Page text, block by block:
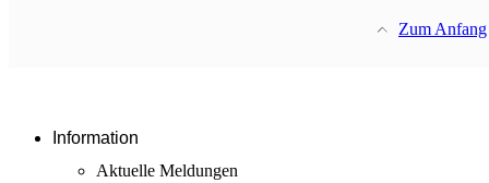
Zum Anfang
Information
Aktuelle Meldungen